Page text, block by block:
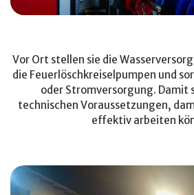
Vor Ort stellen sie die
die Feuerlöschkreiselpumpen und
oder Stromversorgung. Damit
technischen Voraussetzungen,
effektiv arbeiten